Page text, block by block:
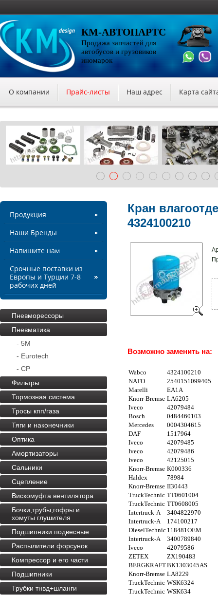
КМ-АВТОПАРТС
Продажа запчастей для
автобусов и грузовиков
иномарок
О компании Прайс-листы Наш адрес Карта
Кран
4324100210
Возможно заменить на:
Wabco
4324100210
NATO
2540151099405
Marelli
EA1A
Knorr-Bremse LA6205
Iveco
42079484
Bosch
0484460103
Mercedes
0004304615
DAF
1517964
Iveco
42079485
Iveco
42079486
Iveco
42125015
Knorr-Bremse K000336
Haldex
78984
Knorr-Bremse II30443
TruckTechnic TT0601004
TruckTechnic TT0608005
Intertruck-A
3404822970
Intertruck-A
174100217
DieselTechnic 118481OEM
Intertruck-A
3400789840
Iveco
42079586
ZETEX
ZX190483
BERGKRAFTBK1303045AS
Knorr-Bremse LA8229
TruckTechnic WSK6324
TruckTechnic WSK634
Продукция
Наши Бренды
Напишите нам
Срочные поставки из
Европы и Турции 7-8
рабочих дней
Пневморессоры
Пневматика
- 5M
- Eurotech
- CP
Фильтры
Тормозная система
Тросы кпп/газа
Тяги и наконечники
Оптика
Амортизаторы
Сальники
Сцепление
Вискомуфта вентилятора
Бочки,трубы,гофры и
хомуты глушителя
Подшипники подвесные
Распылители форсунок
Компрессор и его части
Подшипники
Трубки тнвд+шланги